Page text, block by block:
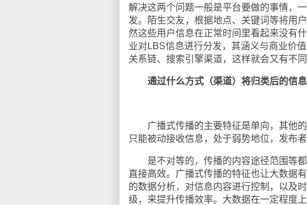
解决这两个问题一般是平台要做的事情，
发。陌生交友，根据地点、关键词等将用
然这些用户信息在正常时间里看起来没有
业对LBS信息进行分发，其涵义与商业价
关系链、搜索引擎渠道，这样就会又有不同
通过什么方式（渠道）将归类后的信息
广播式传播的主要特征是单向，其他的
只能被动接收信息，处于弱势地位，发布
是不对等的，传播的内容途径范围等都
直接高效。广播式传播的特征也让大数据
的数据分析，对信息内容进行控制，以及
级，来提升传播效率。大数据在一定程度